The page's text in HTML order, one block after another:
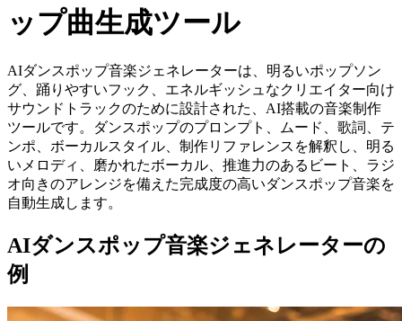
ップ曲生成ツール
AIダンスポップ音楽ジェネレーターは、明るいポップソン
グ、踊りやすいフック、エネルギッシュなクリエイター向け
サウンドトラックのために設計された、AI搭載の音楽制作
ツールです。ダンスポップのプロンプト、ムード、歌詞、テ
ンポ、ボーカルスタイル、制作リファレンスを解釈し、明る
いメロディ、磨かれたボーカル、推進力のあるビート、ラジ
オ向きのアレンジを備えた完成度の高いダンスポップ音楽を
自動生成します。
AIダンスポップ音楽ジェネレーターの
例